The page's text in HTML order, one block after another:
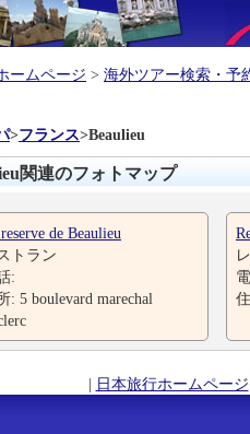
ームページ > 海外ツアー検索・予
>フランス>Beaulieu
関連のフォトマップ
de Beaulieu
トラン
:
: 5 boulevard marechal
| 日本旅行ホームページ